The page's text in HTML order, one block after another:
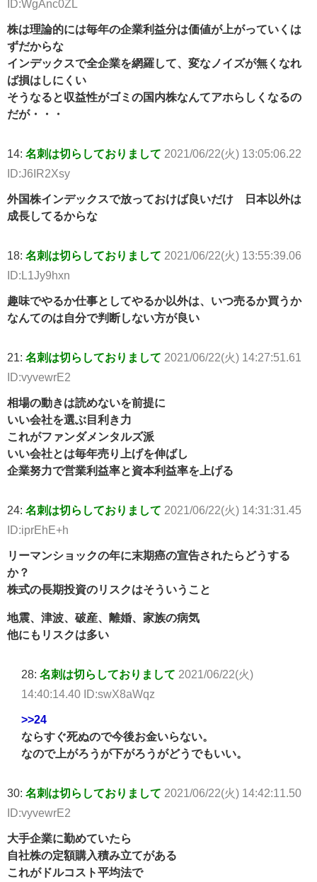
ID:WgAnc0ZL
株は理論的には毎年の企業利益分は価値が上がっていくは
ずだからな
インデックスで全企業を網羅して、変なノイズが無くなれ
ば損はしにくい
そうなると収益性がゴミの国内株なんてアホらしくなるの
だが・・・
14: 名刺は切らしておりまして 2021/06/22(火) 13:05:06.22
ID:J6IR2Xsy
外国株インデックスで放っておけば良いだけ 日本以外は
成長してるからな
18: 名刺は切らしておりまして 2021/06/22(火) 13:55:39.06
ID:L1Jy9hxn
趣味でやるか仕事としてやるか以外は、いつ売るか買うか
なんてのは自分で判断しない方が良い
21: 名刺は切らしておりまして 2021/06/22(火) 14:27:51.61
ID:vyvewrE2
相場の動きは読めないを前提に
いい会社を選ぶ目利き力
これがファンダメンタルズ派
いい会社とは毎年売り上げを伸ばし
企業努力で営業利益率と資本利益率を上げる
24: 名刺は切らしておりまして 2021/06/22(火) 14:31:31.45
ID:iprEhE+h
リーマンショックの年に末期癌の宣告されたらどうする
か？
株式の長期投資のリスクはそういうこと
地震、津波、破産、離婚、家族の病気
他にもリスクは多い
28: 名刺は切らしておりまして 2021/06/22(火)
14:40:14.40 ID:swX8aWqz
>>24
ならすぐ死ぬので今後お金いらない。
なので上がろうが下がろうがどうでもいい。
30: 名刺は切らしておりまして 2021/06/22(火) 14:42:11.50
ID:vyvewrE2
大手企業に勤めていたら
自社株の定額購入積み立てがある
これがドルコスト平均法で